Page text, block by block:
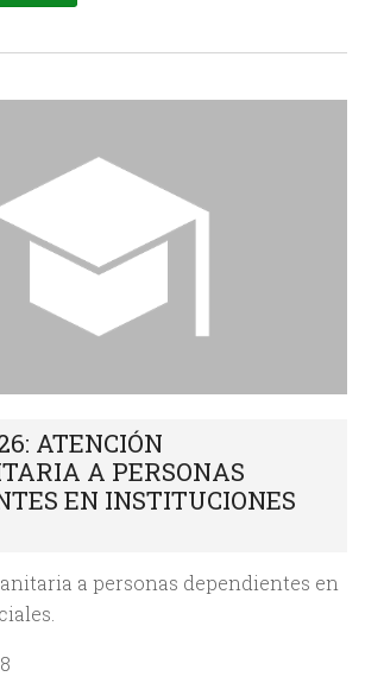
ATENCIÓN
A PERSONAS
EN INSTITUCIONES
a personas dependientes en